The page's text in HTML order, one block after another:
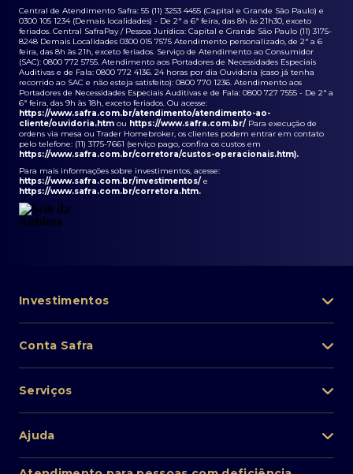
Central de Atendimento Safra: 55 (11) 3253 4455 (Capital e Grande São Paulo) e
0300 105 1234 (Demais localidades) - De 2ª a 6ª feira, das 8h às 21h30, exceto
feriados. Central SafraPay / Pessoa Jurídica: Capital e Grande São Paulo (11) 3175-
8248 Demais Localidades 0300 015 7575 Atendimento personalizado, de 2ª a 6
feira, das 8h às 21h, exceto feriados. Serviço de Atendimento ao Consumidor
(SAC): 0800 772 5755. Atendimento aos Portadores de Necessidades Especiais
Auditivas e de Fala: 0800 772 4136. 24 horas por dia Ouvidoria (caso já tenha
recorrido ao SAC e não esteja satisfeito): 0800 770 1236. Atendimento aos
Portadores de Necessidades Especiais Auditivas e de Fala: 0800 727 7555 - De 2ª a
6ª feira, das 9h às 18h, exceto feriados. Ou acesse:
https://www.safra.com.br/atendimento/atendimento-ao-
cliente/ouvidoria.htm ou https://www.safra.com.br/ Para execução de
ordens via mesa ou Trader Homebroker, os clientes podem entrar em contato
pelo telefone: (11) 3175-7661 (serviço pago, confira os custos em
https://www.safra.com.br/corretora/custos-operacionais.htm).
Para mais informações sobre investimentos, acesse:
https://www.safra.com.br/investimentos/ e
https://www.safra.com.br/corretora.htm.
Investimentos
Lista de fundos de investimento
Private Banking
Renda fixa
Conta Safra
Pessoa Física
Cartões
Empréstimos e financiamentos
Serviços
Perda/roubo de celular
Ajuda
Atendimento ao cliente